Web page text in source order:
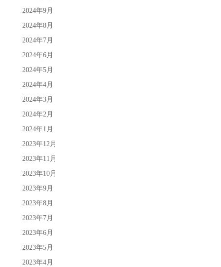
2024年9月
2024年8月
2024年7月
2024年6月
2024年5月
2024年4月
2024年3月
2024年2月
2024年1月
2023年12月
2023年11月
2023年10月
2023年9月
2023年8月
2023年7月
2023年6月
2023年5月
2023年4月